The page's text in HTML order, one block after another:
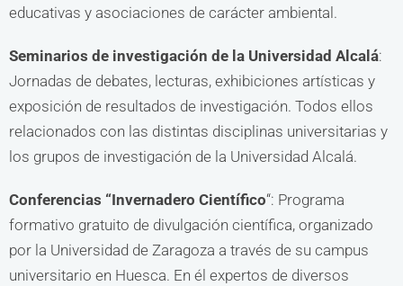
educativas y asociaciones de carácter ambiental.
Seminarios de investigación de la Universidad Alcalá:
Jornadas de debates, lecturas, exhibiciones artísticas y
exposición de resultados de investigación. Todos ellos
relacionados con las distintas disciplinas universitarias y
los grupos de investigación de la Universidad Alcalá.
Conferencias “Invernadero Científico“: Programa
formativo gratuito de divulgación científica, organizado
por la Universidad de Zaragoza a través de su campus
universitario en Huesca. En él expertos de diversos